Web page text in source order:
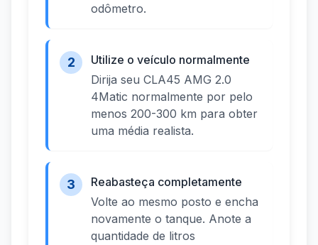
odômetro.
2
Utilize o veículo normalmente
Dirija seu CLA45 AMG 2.0
4Matic normalmente por pelo
menos 200-300 km para obter
uma média realista.
3
Reabasteça completamente
Volte ao mesmo posto e encha
novamente o tanque. Anote a
quantidade de litros